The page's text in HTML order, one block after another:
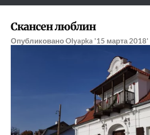
Скансен люблин
ОпубликованоOlyapka '15 марта 2018'